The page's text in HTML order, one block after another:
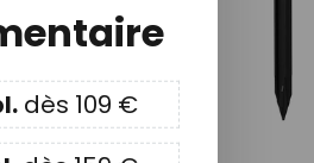
dès 109 €